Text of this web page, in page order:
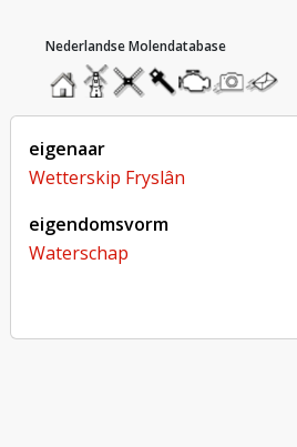
homemolendatabase
roedendatabase
assendatabase
motorendatabase
stuur
een
foto
stuur
een
bericht
eigenaar
Wetterskip Fryslân
eigendomsvorm
Waterschap